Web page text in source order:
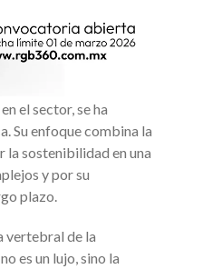
el sector, se ha
Su enfoque combina la
la sostenibilidad en una
y por su
plazo.
vertebral de la
es un lujo, sino la